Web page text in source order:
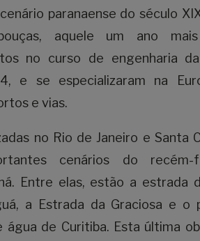
paranaense do século
aquele um ano
no curso de engenharia
e se especializaram na
e vias.
no Rio de Janeiro e Santa
cenários do recém-
Entre elas, estão a estrada
a Estrada da Graciosa e o
água de Curitiba. Esta última